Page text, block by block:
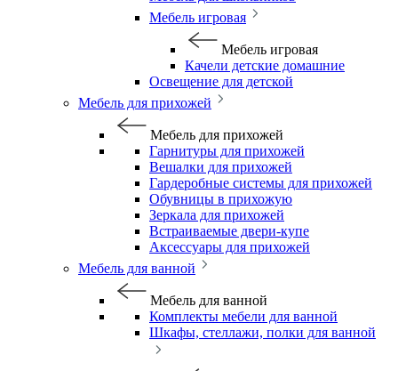
Мебель игровая
Мебель игровая
Качели детские домашние
Освещение для детской
Мебель для прихожей
Мебель для прихожей
Гарнитуры для прихожей
Вешалки для прихожей
Гардеробные системы для прихожей
Обувницы в прихожую
Зеркала для прихожей
Встраиваемые двери-купе
Аксессуары для прихожей
Мебель для ванной
Мебель для ванной
Комплекты мебели для ванной
Шкафы, стеллажи, полки для ванной